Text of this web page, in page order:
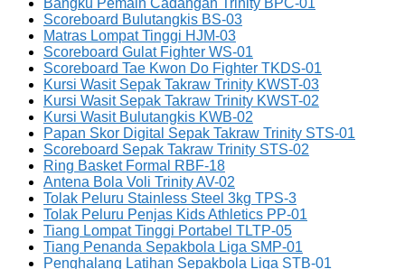
Bangku Pemain Cadangan Trinity BPC-01
Scoreboard Bulutangkis BS-03
Matras Lompat Tinggi HJM-03
Scoreboard Gulat Fighter WS-01
Scoreboard Tae Kwon Do Fighter TKDS-01
Kursi Wasit Sepak Takraw Trinity KWST-03
Kursi Wasit Sepak Takraw Trinity KWST-02
Kursi Wasit Bulutangkis KWB-02
Papan Skor Digital Sepak Takraw Trinity STS-01
Scoreboard Sepak Takraw Trinity STS-02
Ring Basket Formal RBF-18
Antena Bola Voli Trinity AV-02
Tolak Peluru Stainless Steel 3kg TPS-3
Tolak Peluru Penjas Kids Athletics PP-01
Tiang Lompat Tinggi Portabel TLTP-05
Tiang Penanda Sepakbola Liga SMP-01
Penghalang Latihan Sepakbola Liga STB-01